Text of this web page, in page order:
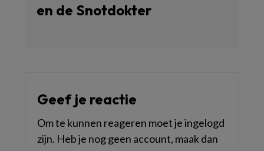
en de Snotdokter
Geef je reactie
Om te kunnen reageren moet je ingelogd
zijn. Heb je nog geen account, maak dan